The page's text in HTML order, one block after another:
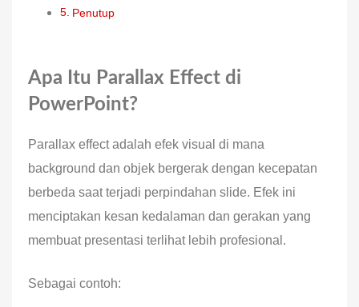
Penutup
Apa Itu Parallax Effect di
PowerPoint?
Parallax effect adalah efek visual di mana
background dan objek bergerak dengan kecepatan
berbeda saat terjadi perpindahan slide. Efek ini
menciptakan kesan kedalaman dan gerakan yang
membuat presentasi terlihat lebih profesional.
Sebagai contoh: